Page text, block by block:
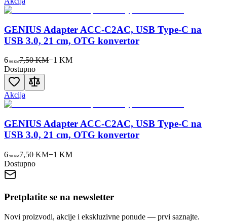
GENIUS Adapter ACC-C2AC, USB Type-C na
USB 3.0, 21 cm, OTG konvertor
6 90 KM7,50 KM−1 KM
Dostupno
Akcija
GENIUS Adapter ACC-C2AC, USB Type-C na
USB 3.0, 21 cm, OTG konvertor
6 90KM7,50 KM−1 KM
Dostupno
Pretplatite se na newsletter
Novi proizvodi, akcije i ekskluzivne ponude — prvi saznajte.